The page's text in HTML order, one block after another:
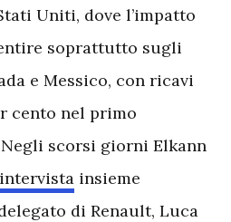
Uniti, dove l’impatto
soprattutto sugli
e Messico, con ricavi
cento nel primo
scorsi giorni Elkann
insieme
di Renault, Luca